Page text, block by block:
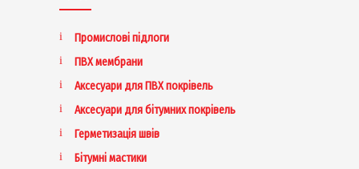
Промислові підлоги
ПВХ мембрани
Аксесуари для ПВХ покрівель
Аксесуари для бітумних покрівель
Герметизація швів
Бітумні мастики